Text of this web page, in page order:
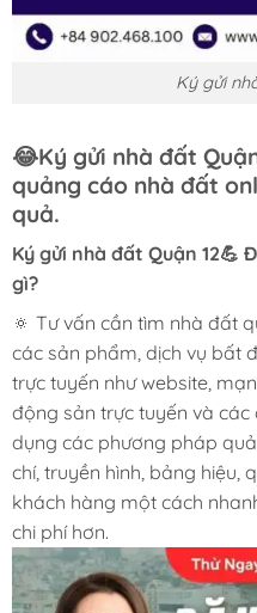
Ký gửi
😂Ký gửi nhà đất
quảng cáo nhà đất
quả.
Ký gửi nhà đất Quận 12💪
gì?
🔅 Tư vấn cần tìm nhà đất
các sản phẩm, dịch vụ bất
trực tuyến như website,
động sản trực tuyến và các
dụng các phương pháp
chí, truyền hình, bảng hiệu,
khách hàng một cách
chi phí hơn.